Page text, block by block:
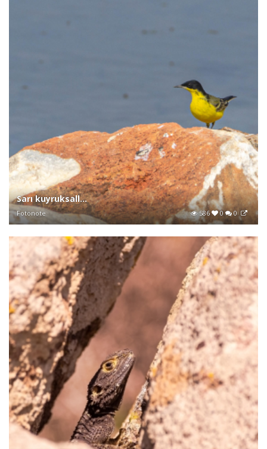
Sarı kuyruksall...
Fotonote 586 0 0